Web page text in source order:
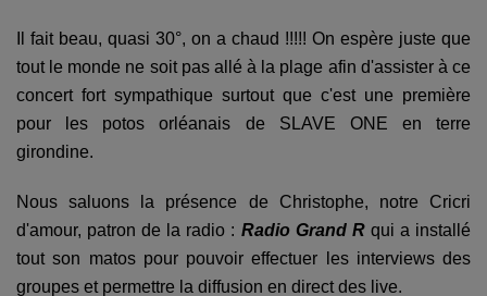
Il fait beau, quasi 30°, on a chaud !!!!! On espère juste que
tout le monde ne soit pas allé à la plage afin d'assister à ce
concert fort sympathique surtout que c'est une première
pour les potos orléanais de SLAVE ONE en terre
girondine.
Nous saluons la présence de Christophe, notre Cricri
d'amour, patron de la radio : Radio Grand Rqui a installé
tout son matos pour pouvoir effectuer les interviews des
groupes et permettre la diffusion en direct des live.